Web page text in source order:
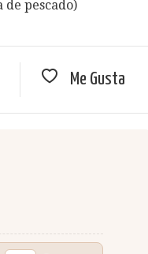
Me Gusta